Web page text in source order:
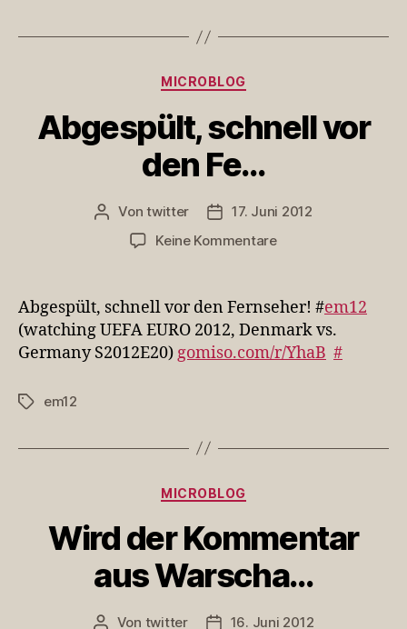
Kategorien
MICROBLOG
Abgespült, schnell vor
den Fe…
Beitragsautor
Vontwitter Veröffentlichungsdatum
17. Juni 2012
Keine Kommentarezu
vor
Fe…
Abgespült, schnell vor den Fernseher! #em12
(watching UEFA EURO 2012, Denmark vs.
Germany S2012E20) gomiso.com/r/YhaB #
Schlagwörter
em12
Kategorien
MICROBLOG
Wird der Kommentar
aus Warscha…
Beitragsautor
Von twitter Veröffentlichungsdatum
16. Juni 2012